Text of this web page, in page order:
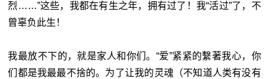
烈……”这些，我都在有生之年，拥有过了！我“活过”了，不
曾辜负此生！
我最放不下的，就是家人和你们。“爱”紧紧的繫著我心，你
们都是我最最不捨的。为了让我的灵魂（不知道人类有没有